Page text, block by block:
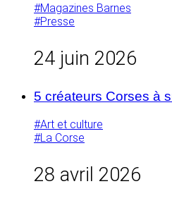
#Magazines Barnes
#Presse
24 juin 2026
5 créateurs Corses à
#Art et culture
#La Corse
28 avril 2026